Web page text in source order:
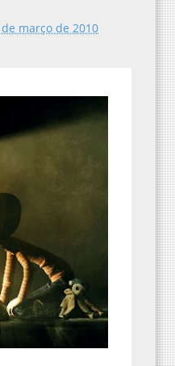
março de 2010